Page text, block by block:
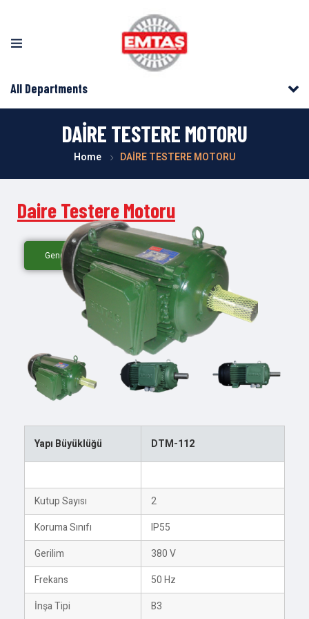
All Departments
DAİRE TESTERE MOTORU
Home DAİRE TESTERE MOTORU
Daire Testere Motoru
Genel Bilgi
Yapı Büyüklüğü DTM-112
Kutup Sayısı
2
Koruma Sınıfı
IP55
Gerilim
380 V
Frekans
50 Hz
İnşa Tipi
B3